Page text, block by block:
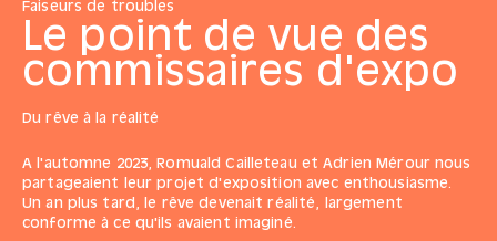
Faiseurs de troubles
Le point de vue des
commissaires d'expo
Du rêve à la réalité
A l'automne 2023, Romuald Cailleteau et Adrien Mérour nous
partageaient leur projet d'exposition avec enthousiasme.
Un an plus tard, le rêve devenait réalité, largement
conforme à ce qu'ils avaient imaginé.